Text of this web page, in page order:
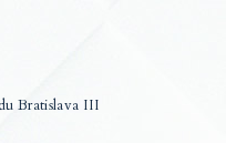
Bratislava III